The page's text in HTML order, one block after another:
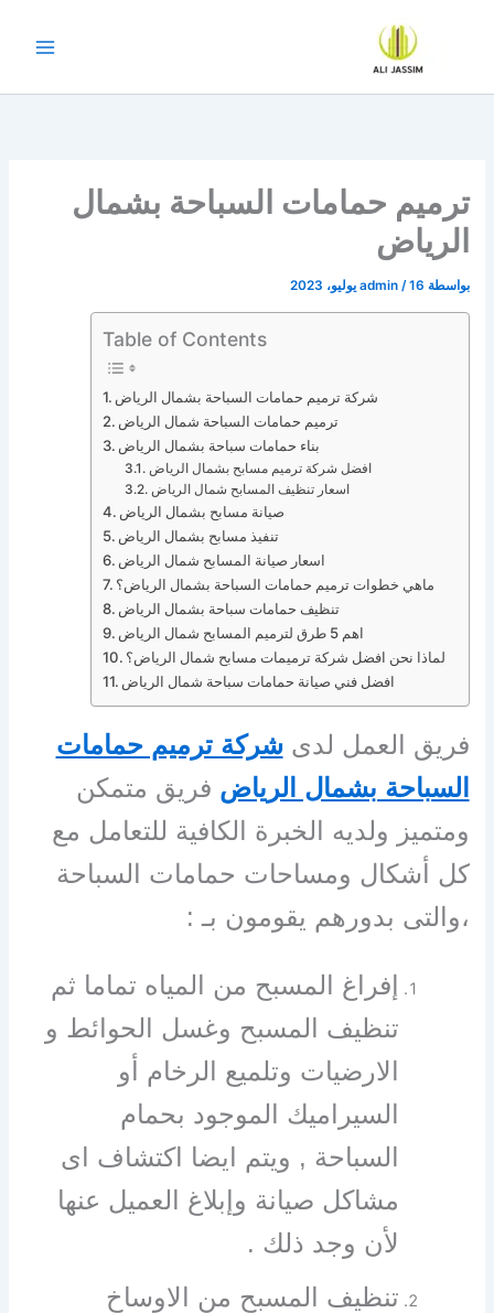
ترميم حمامات السباحة بشمال
الرياض
بواسطة admin /16 يوليو، 2023
Table of Contents
شركة ترميم حمامات السباحة بشمال الرياض
ترميم حمامات السباحة شمال الرياض
بناء حمامات سباحة بشمال الرياض
افضل شركة ترميم مسابح بشمال الرياض
اسعار تنظيف المسابح شمال الرياض
صيانة مسابح بشمال الرياض
تنفيذ مسابح بشمال الرياض
اسعار صيانة المسابح شمال الرياض
ماهي خطوات ترميم حمامات السباحة بشمال الرياض؟
تنظيف حمامات سباحة بشمال الرياض
اهم 5 طرق لترميم المسابح شمال الرياض
لماذا نحن افضل شركة ترميمات مسابح شمال الرياض؟
افضل فني صيانة حمامات سباحة شمال الرياض
فريق العمل لدىشركة ترميم حمامات
السباحة بشمال الرياض فريق متمكن
ومتميز ولديه الخبرة الكافية للتعامل مع
كل أشكال ومساحات حمامات السباحة
،والتى بدورهم يقومون بـ :
إفراغ المسبح من المياه تماما ثم
تنظيف المسبح وغسل الحوائط و
الارضيات وتلميع الرخام أو
السيراميك الموجود بحمام
السباحة , ويتم ايضا اكتشاف اى
مشاكل صيانة وإبلاغ العميل عنها
لأن وجد ذلك .
تنظيف المسبح من الاوساخ